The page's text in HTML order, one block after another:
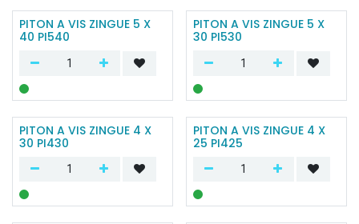
PITON A VIS ZINGUE 5 X
40 PI540
PITON A VIS ZINGUE 5 X
30 PI530
PITON A VIS ZINGUE 4 X
30 PI430
PITON A VIS ZINGUE 4 X
25 PI425